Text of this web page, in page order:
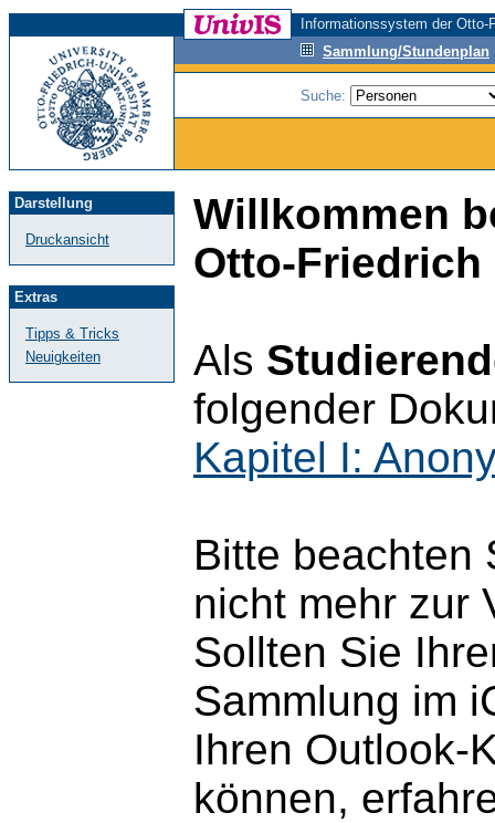
Informationssystem der
Sammlung/Stundenplan
Suche:
Darstellung
Druckansicht
Extras
Tipps & Tricks
Neuigkeiten
Willkommen
Otto-
Als
folgender
Kapitel I:
Bitte beachten
nicht mehr zur
Sollten Sie
Sammlung im
Ihren Outlook-
können,